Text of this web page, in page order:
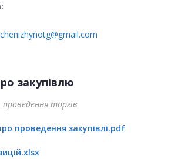
закупівлю
торгів
проведення закупівлі.pdf